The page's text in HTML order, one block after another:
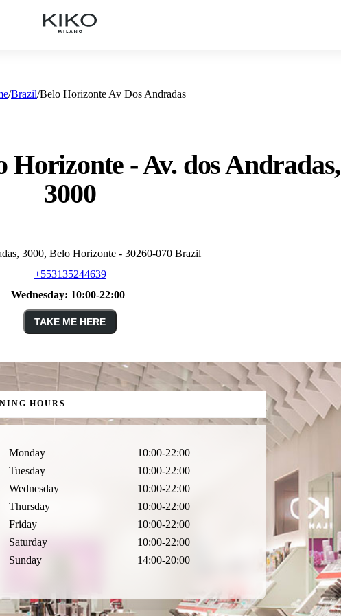
Brazil Belo Horizonte Av Dos Andradas
- Av. dos Andradas,
3000
3000, Belo Horizonte - 30260-070 Brazil
+553135244639
Wednesday: 10:00-22:00
TAKE ME HERE
HOURS
Monday
10:00-22:00
Tuesday
10:00-22:00
Wednesday
10:00-22:00
Thursday
10:00-22:00
Friday
10:00-22:00
Saturday
10:00-22:00
Sunday
14:00-20:00